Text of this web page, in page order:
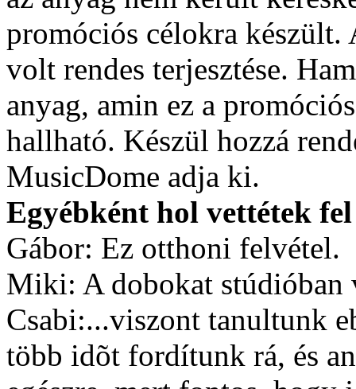
promóciós célokra készült.
volt rendes terjesztése.
anyag, amin ez a
hallható. Készül hozzá
MusicDome adja ki.
Egyébként hol vettétek
Gábor: Ez otthoni felvétel.
Miki: A dobokat stúdióban
Csabi:...viszont tanultunk
több idõt fordítunk rá, és